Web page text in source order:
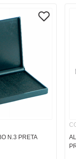
N.3 PRETA